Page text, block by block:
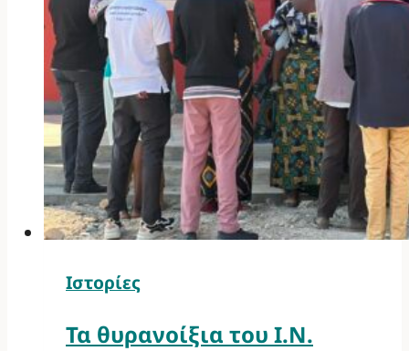
Ιστορίες
Τα θυρανοίξια του Ι.Ν.